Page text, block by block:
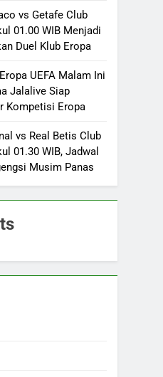
vs Getafe Club
01.00 WIB Menjadi
Duel Klub Eropa
UEFA Malam Ini
Jalalive Siap
Kompetisi Eropa
vs Real Betis Club
01.30 WIB, Jadwal
Musim Panas